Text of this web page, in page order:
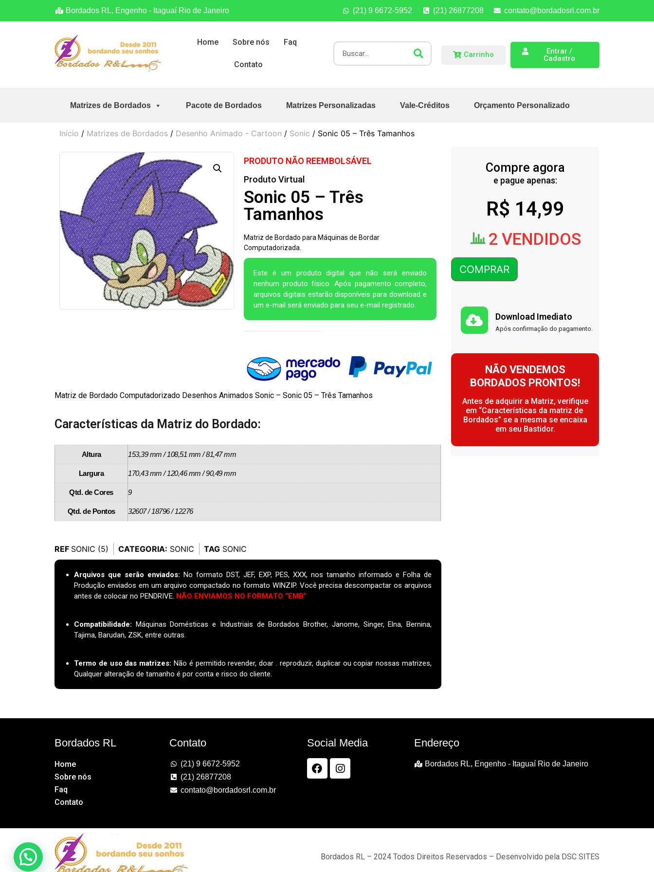
Bordados RL, Engenho - Itaguaí Rio de Janeiro (21) 9 6672-5952 (21) 26877208 contato@bordadosrl.com.br
Home Sobre nós Faq
Contato
Carrinho
Entrar /
Cadastro
Matrizes de Bordados Pacote de Bordados Matrizes Personalizadas Vale-Créditos Orçamento Personalizado
Início / Matrizes de Bordados / Desenho Animado - Cartoon / Sonic / Sonic 05 – Três Tamanhos
PRODUTO NÃO REEMBOLSÁVEL
Produto Virtual
Sonic 05 – Três
Tamanhos
Matriz de Bordado para Máquinas de Bordar
Computadorizada.
Este é um produto digital que não será enviado
nenhum produto físico. Após pagamento completo,
arquivos digitais estarão disponíveis para download e
um e-mail será enviado para seu e-mail registrado.
Matriz de Bordado Computadorizado Desenhos Animados Sonic – Sonic 05 – Três Tamanhos
Características da Matriz do Bordado:
Altura 153,39 mm / 108,51 mm / 81,47 mm
Largura 170,43 mm / 120,46 mm / 90,49 mm
Qtd. de Cores 9
Qtd. de Pontos 32607 / 18796 / 12276
REF SONIC (5) CATEGORIA: SONIC TAG SONIC
Arquivos que serão enviados: No formato DST, JEF, EXP, PES, XXX, nos tamanho informado e Folha de
Produção enviados em um arquivo compactado no formato WINZIP. Você precisa descompactar os arquivos
antes de colocar no PENDRIVE. NÃO ENVIAMOS NO FORMATO “EMB”
Compatibilidade: Máquinas Domésticas e Industriais de Bordados Brother, Janome, Singer, Elna, Bernina,
Tajima, Barudan, ZSK, entre outras.
Termo de uso das matrizes: Não é permitido revender, doar . reproduzir, duplicar ou copiar nossas matrizes,
Qualquer alteração de tamanho é por conta e risco do cliente.
Compre agora
e pague apenas:
R$ 14,99
2 VENDIDOS
COMPRAR
Download Imediato
Após confirmação do pagamento.
NÃO VENDEMOS
BORDADOS PRONTOS!
Antes de adquirir a Matriz, verifique
em “Características da matriz de
Bordados” se a mesma se encaixa
em seu Bastidor.
Bordados RL
Home
Sobre nós
Faq
Contato
Contato
(21) 9 6672-5952
(21) 26877208
contato@bordadosrl.com.br
Social Media Endereço
Bordados RL, Engenho - Itaguaí Rio de Janeiro
Bordados RL – 2024 Todos Direitos Reservados – Desenvolvido pela DSC SITES